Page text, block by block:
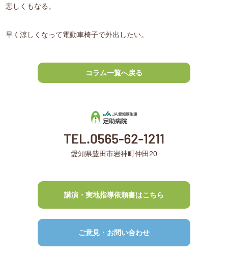
悲しくもなる。
早く涼しくなって電動車椅子で外出したい。
コラム一覧へ戻る
愛知県豊田市岩神町仲田20
講演・実地指導依頼書はこちら
ご意見・お問い合わせ